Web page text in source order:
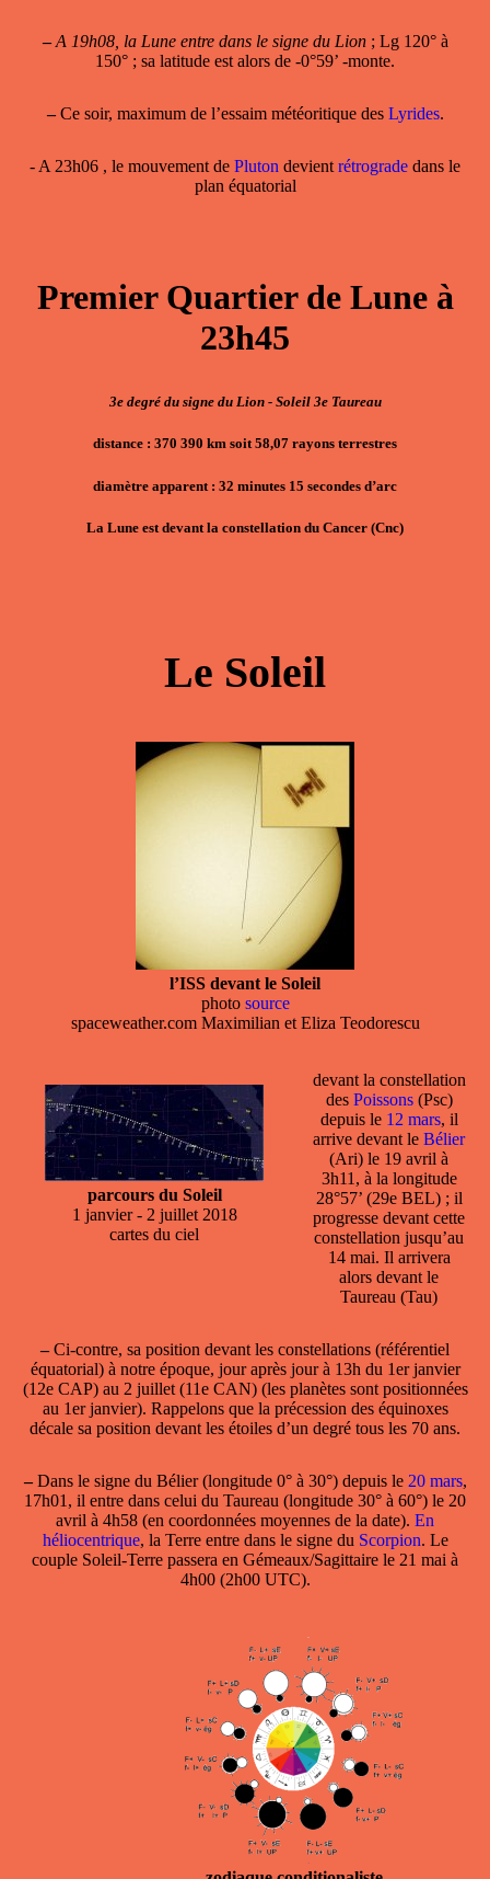
– A 19h08, la Lune entre dans le signe du Lion; Lg 120° à
150° ; sa latitude est alors de -0°59’ -monte.
–Ce soir, maximum de l’essaim météoritique des Lyrides.
- A 23h06 , le mouvement de Pluton devient rétrograde dans le
plan équatorial
Premier Quartier de Lune à
23h45
3e degré du signe du Lion - Soleil 3e Taureau
distance : 370 390 km soit 58,07 rayons terrestres
diamètre apparent : 32 minutes 15 secondes d’arc
La Lune est devant la constellation du Cancer (Cnc)
Le Soleil
l’ISS devant le Soleil
photo source
spaceweather.com Maximilian et Eliza Teodorescu
parcours du Soleil
1 janvier - 2 juillet 2018
cartes du ciel
devant la constellation
des Poissons(Psc)
depuis le 12 mars, il
arrive devant le Bélier
(Ari) le 19 avril à
3h11, à la longitude
28°57’ (29e BEL) ; il
progresse devant cette
constellation jusqu’au
14 mai. Il arrivera
alors devant le
Taureau (Tau)
–Ci-contre, sa position devant les constellations (référentiel
équatorial) à notre époque, jour après jour à 13h du 1er janvier
(12e CAP) au 2 juillet (11e CAN) (les planètes sont positionnées
au 1er janvier). Rappelons que la précession des équinoxes
décale sa position devant les étoiles d’un degré tous les 70 ans.
–Dans le signedu Bélier(longitude 0° à 30°) depuis le 20 mars,
17h01, il entre dans celui du Taureau (longitude 30° à 60°) le 20
avril à 4h58 (en coordonnées moyennes de la date). En
héliocentrique, la Terre entre dans le signe du Scorpion. Le
couple Soleil-Terre passera en Gémeaux/Sagittaire le 21 mai à
4h00 (2h00 UTC).